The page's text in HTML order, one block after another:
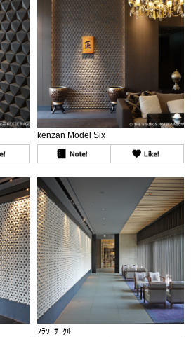
kenzan Model Six
ﾌﾗﾜｰｻｰｸﾙ